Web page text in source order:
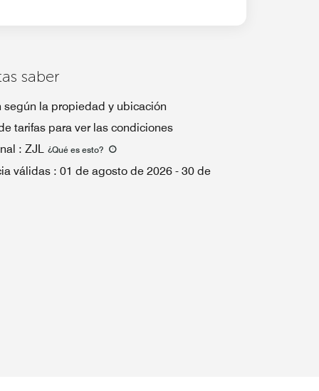
saber
según la propiedad y ubicación
tarifas para ver las condiciones
: ZJL ¿Qué es esto?
válidas : 01 de agosto de 2026 - 30 de